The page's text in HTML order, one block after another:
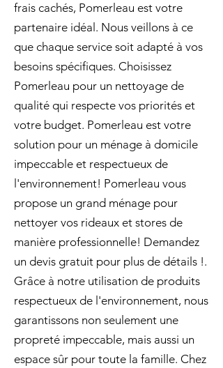
frais cachés, Pomerleau est votre
partenaire idéal. Nous veillons à ce
que chaque service soit adapté à vos
besoins spécifiques. Choisissez
Pomerleau pour un nettoyage de
qualité qui respecte vos priorités et
votre budget. Pomerleau est votre
solution pour un ménage à domicile
impeccable et respectueux de
l'environnement! Pomerleau vous
propose un grand ménage pour
nettoyer vos rideaux et stores de
manière professionnelle! Demandez
un devis gratuit pour plus de détails !.
Grâce à notre utilisation de produits
respectueux de l'environnement, nous
garantissons non seulement une
propreté impeccable, mais aussi un
espace sûr pour toute la famille. Chez